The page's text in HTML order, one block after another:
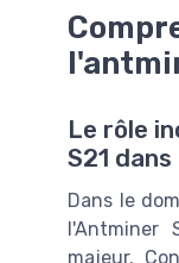
Le rôle
S21
Dans le
l'Antminer
majeur.